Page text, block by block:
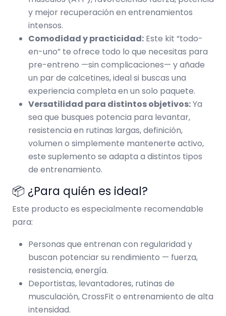
y mejor recuperación en entrenamientos
intensos.
Comodidad y practicidad: Este kit “todo-
en-uno” te ofrece todo lo que necesitas para
pre-entreno —sin complicaciones— y añade
un par de calcetines, ideal si buscas una
experiencia completa en un solo paquete.
Versatilidad para distintos objetivos:Ya
sea que busques potencia para levantar,
resistencia en rutinas largas, definición,
volumen o simplemente mantenerte activo,
este suplemento se adapta a distintos tipos
de entrenamiento.
📦 ¿Para quién es ideal?
Este producto es especialmente recomendable
para:
Personas que entrenan con regularidad y
buscan potenciar su rendimiento — fuerza,
resistencia, energía.
Deportistas, levantadores, rutinas de
musculación, CrossFit o entrenamiento de alta
intensidad.